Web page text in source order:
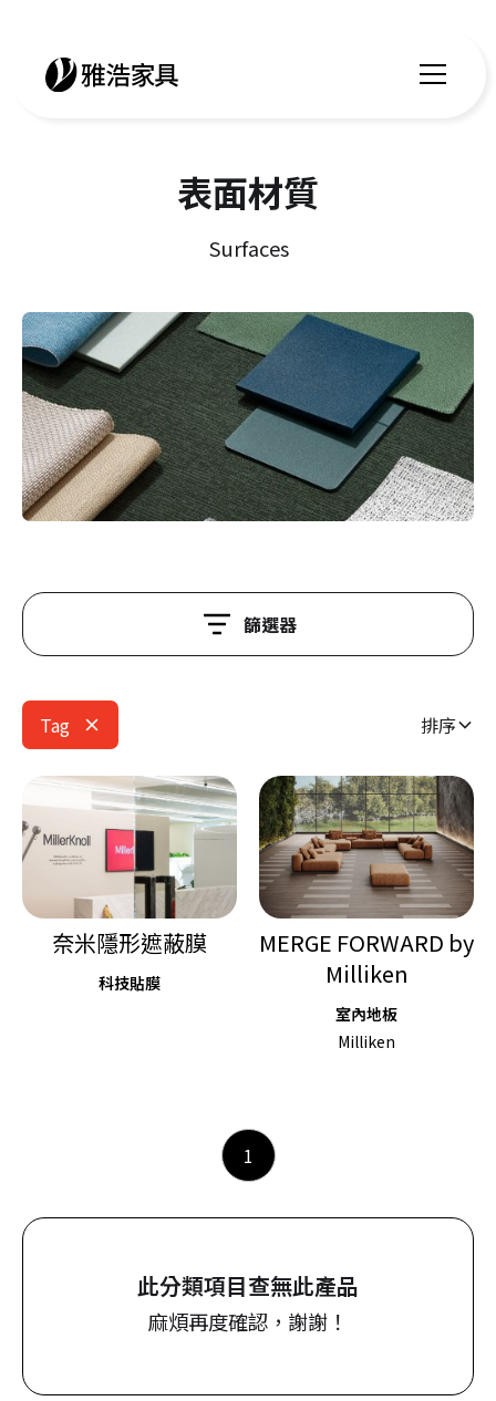
表面材質
Surfaces
篩選器
Tag 排序
奈米隱形遮蔽膜
科技貼膜
MERGE FORWARD by
Milliken
室內地板
Milliken
1
此分類項目查無此產品
麻煩再度確認，謝謝！